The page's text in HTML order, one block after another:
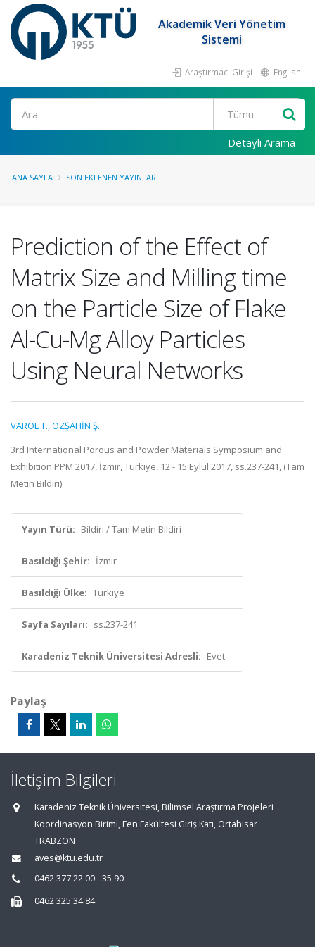
Akademik Veri Yönetim
Sistemi
Araştırmacı Girişi English
Ara
Detaylı Arama
ANA SAYFA SON EKLENEN YAYINLAR
Prediction of the Effect of
Matrix Size and Milling time
on the Particle Size of Flake
Al-Cu-Mg Alloy Particles
Using Neural Networks
VAROL T.,ÖZŞAHİN Ş.
3rd International Porous and Powder Materials Symposium and
Exhibition PPM 2017, İzmir, Türkiye, 12 - 15 Eylül 2017, ss.237-241, (Tam
Metin Bildiri)
Yayın Türü: Bildiri / Tam Metin Bildiri
Basıldığı Şehir: İzmir
Basıldığı Ülke: Türkiye
Sayfa Sayıları: ss.237-241
Karadeniz Teknik Üniversitesi Adresli: Evet
Paylaş
İletişim Bilgileri
Karadeniz Teknik Üniversitesi, Bilimsel Araştırma Projeleri
Koordinasyon Birimi, Fen Fakültesi Giriş Katı, Ortahisar
TRABZON
aves@ktu.edu.tr
0462 377 22 00 - 35 90
0462 325 34 84